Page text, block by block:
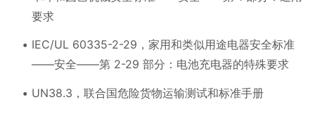
要求
IEC/UL 60335-2-29，家用和类似用途电器安全标准
——安全——第 2-29 部分：电池充电器的特殊要求
UN38.3，联合国危险货物运输测试和标准手册